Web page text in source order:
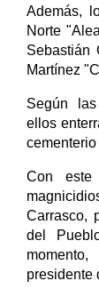
Además,
Norte
Sebastián
Martínez
Según
ellos
cementerio
Con este
Carrasco,
del
presidente